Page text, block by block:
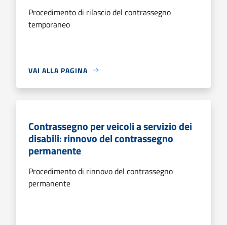
Procedimento di rilascio del contrassegno
temporaneo
VAI ALLA PAGINA
Contrassegno per veicoli a servizio dei
disabili: rinnovo del contrassegno
permanente
Procedimento di rinnovo del contrassegno
permanente